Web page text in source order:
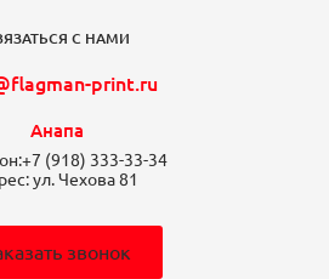
С НАМИ
print.ru
Анапа
+7 (918) 333-33-34
ул. Чехова 81
звонок